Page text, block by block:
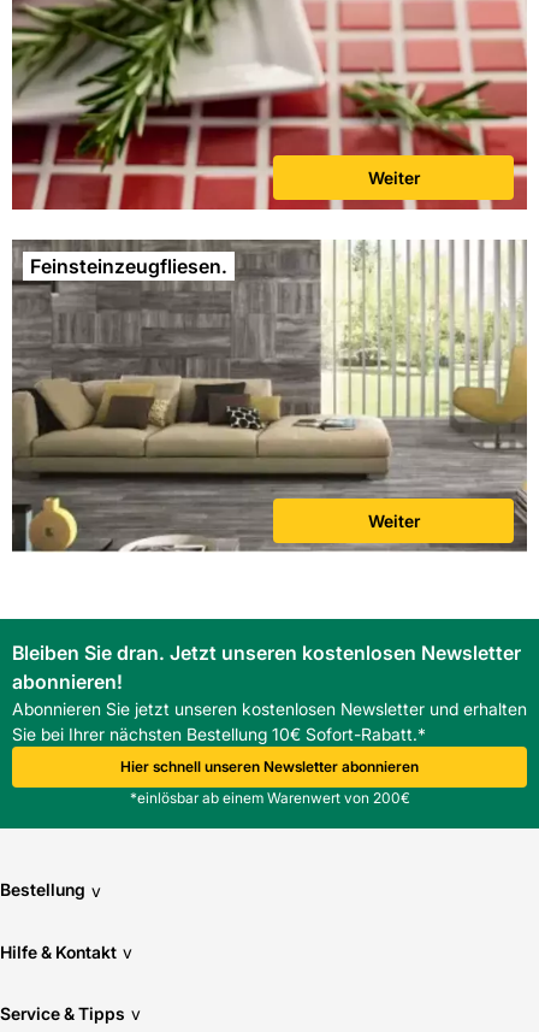
Weiter
Feinsteinzeugfliesen.
Weiter
Bleiben Sie dran. Jetzt unseren kostenlosen Newsletter
abonnieren!
Abonnieren Sie jetzt unseren kostenlosen Newsletter und erhalten
Sie bei Ihrer nächsten Bestellung 10€ Sofort-Rabatt.*
Hier schnell unseren Newsletter abonnieren
*einlösbar ab einem Warenwert von 200€
Bestellung v
Hilfe & Kontakt v
Service & Tipps v